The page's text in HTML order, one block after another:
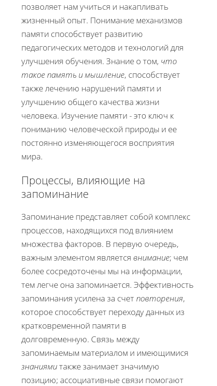
позволяет нам учиться и накапливать
жизненный опыт. Понимание механизмов
памяти способствует развитию
педагогических методов и технологий для
улучшения обучения. Знание о том, что
такое память и мышление, способствует
также лечению нарушений памяти и
улучшению общего качества жизни
человека. Изучение памяти - это ключ к
пониманию человеческой природы и ее
постоянно изменяющегося восприятия
мира.
Процессы, влияющие на
запоминание
Запоминание представляет собой комплекс
процессов, находящихся под влиянием
множества факторов. В первую очередь,
важным элементом является внимание; чем
более сосредоточены мы на информации,
тем легче она запоминается. Эффективность
запоминания усилена за счетповторения,
которое способствует переходу данных из
кратковременной памяти в
долговременную. Связь между
запоминаемым материалом и имеющимися
знаниямитакже занимает значимую
позицию; ассоциативные связи помогают